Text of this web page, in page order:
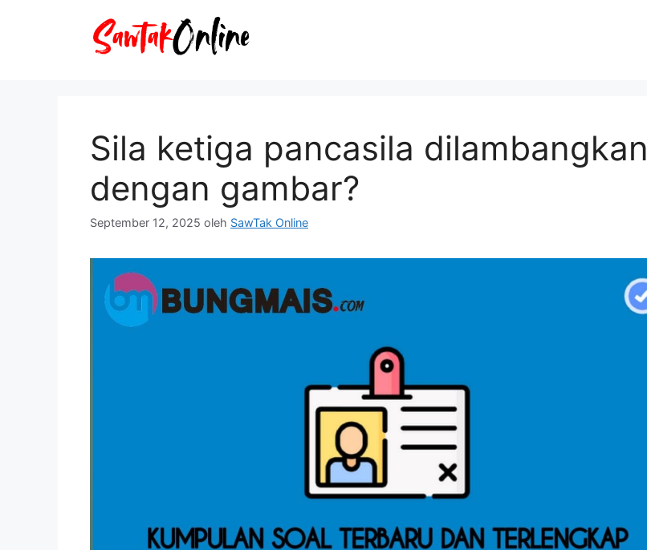
Sila ketiga pancasila dilambangkan
dengan gambar?
September 12, 2025 oleh SawTak Online